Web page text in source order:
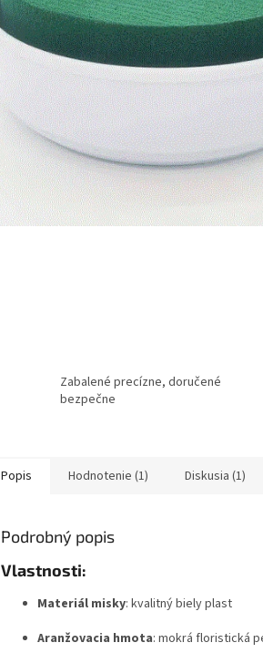
Zabalené precízne, doručené
bezpečne
Popis Hodnotenie (1) Diskusia (1)
Podrobný popis
Vlastnosti:
Materiál misky: kvalitný biely plast
Aranžovacia hmota: mokrá floristická